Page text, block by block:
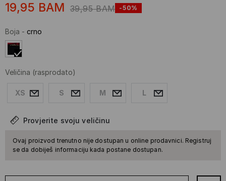
19,95 BAM 39,95 BAM -50%
Boja - crno
Veličina (rasprodato)
XS S M L
Provjerite svoju veličinu
Ovaj proizvod trenutno nije dostupan u online prodavnici. Registruj
se da dobiješ informaciju kada postane dostupan.